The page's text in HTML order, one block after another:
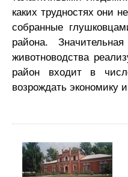
каких трудностях они
собранные
района.
животноводства
район входит в
возрождать экономику